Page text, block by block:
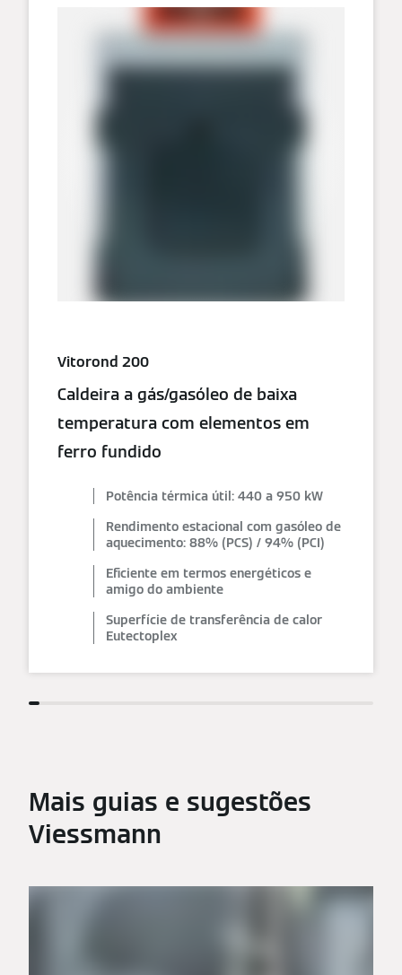
Vitorond 200
Caldeira a gás/gasóleo de baixa
temperatura com elementos em
ferro fundido
Potência térmica útil: 440 a 950 kW
Rendimento estacional com gasóleo de
aquecimento: 88% (PCS) / 94% (PCI)
Eficiente em termos energéticos e
amigo do ambiente
Superfície de transferência de calor
Eutectoplex
Mais guias e sugestões
Viessmann